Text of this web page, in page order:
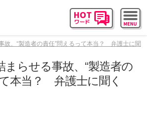
故、“製造者の責任”問えるって本当？ 弁護士に聞
まらせる事故、“製造者の
本当？ 弁護士に聞く